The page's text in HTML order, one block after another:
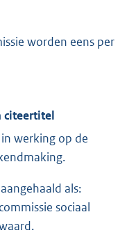
worden eens per
citeertitel
werking op de
als:
sociaal